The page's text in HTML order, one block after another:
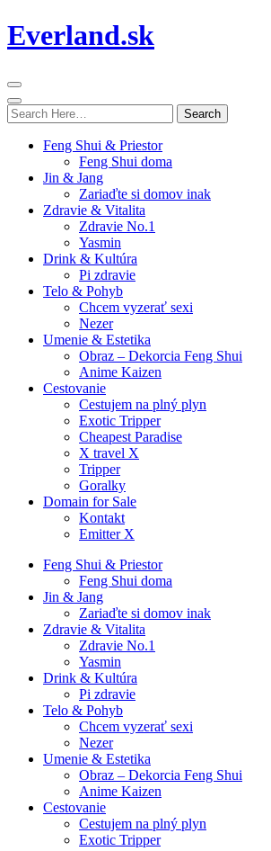
Everland.sk
Search
for:
Feng Shui & Priestor
Feng Shui doma
Jin & Jang
Zariaďte si domov inak
Zdravie & Vitalita
Zdravie No.1
Yasmin
Drink & Kultúra
Pi zdravie
Telo & Pohyb
Chcem vyzerať sexi
Nezer
Umenie & Estetika
Obraz – Dekorcia Feng Shui
Anime Kaizen
Cestovanie
Cestujem na plný plyn
Exotic Tripper
Cheapest Paradise
X travel X
Tripper
Goralky
Domain for Sale
Kontakt
Emitter X
Feng Shui & Priestor
Feng Shui doma
Jin & Jang
Zariaďte si domov inak
Zdravie & Vitalita
Zdravie No.1
Yasmin
Drink & Kultúra
Pi zdravie
Telo & Pohyb
Chcem vyzerať sexi
Nezer
Umenie & Estetika
Obraz – Dekorcia Feng Shui
Anime Kaizen
Cestovanie
Cestujem na plný plyn
Exotic Tripper